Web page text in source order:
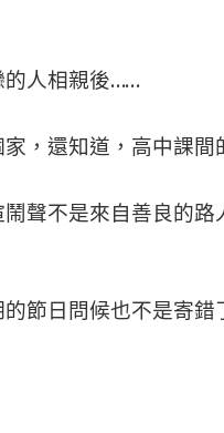
人相親後……
還知道，高中課間
不是來自善良的路
日問候也不是寄錯